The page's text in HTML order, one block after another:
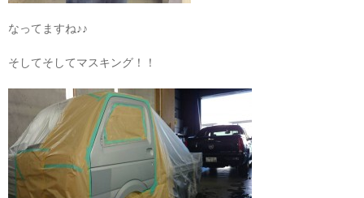
なってますね♪♪
そしてそしてマスキング！！